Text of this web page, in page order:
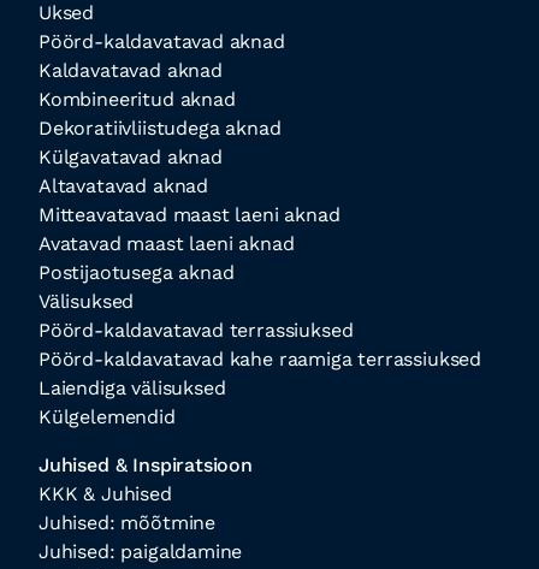
Uksed
Pöörd-kaldavatavad aknad
Kaldavatavad aknad
Kombineeritud aknad
Dekoratiivliistudega aknad
Külgavatavad aknad
Altavatavad aknad
Mitteavatavad maast laeni aknad
Avatavad maast laeni aknad
Postijaotusega aknad
Välisuksed
Pöörd-kaldavatavad terrassiuksed
Pöörd-kaldavatavad kahe raamiga terrassiuksed
Laiendiga välisuksed
Külgelemendid
Juhised & Inspiratsioon
KKK & Juhised
Juhised: mõõtmine
Juhised: paigaldamine